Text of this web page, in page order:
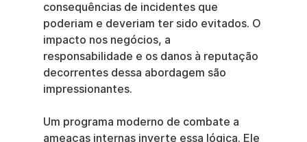
consequências de incidentes que
poderiam e deveriam ter sido evitados. O
impacto nos negócios, a
responsabilidade e os danos à reputação
decorrentes dessa abordagem são
impressionantes.
Um programa moderno de combate a
ameaças internas inverte essa lógica. Ele